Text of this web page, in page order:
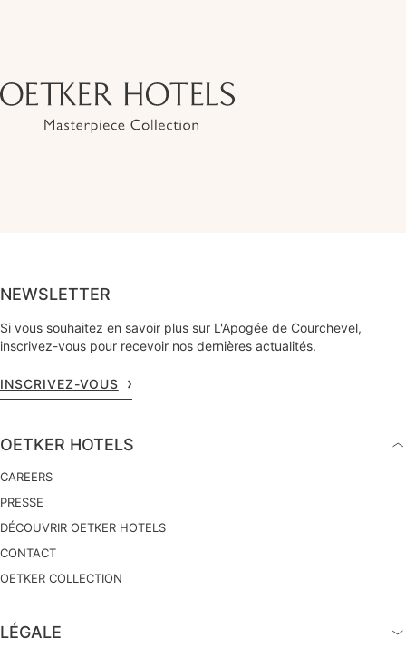
NEWSLETTER
Si vous souhaitez en savoir plus sur L'Apogée de Courchevel,
inscrivez-vous pour recevoir nos dernières actualités.
INSCRIVEZ-VOUS
OETKER HOTELS
CAREERS
PRESSE
DÉCOUVRIR OETKER HOTELS
CONTACT
OETKER COLLECTION
LÉGALE